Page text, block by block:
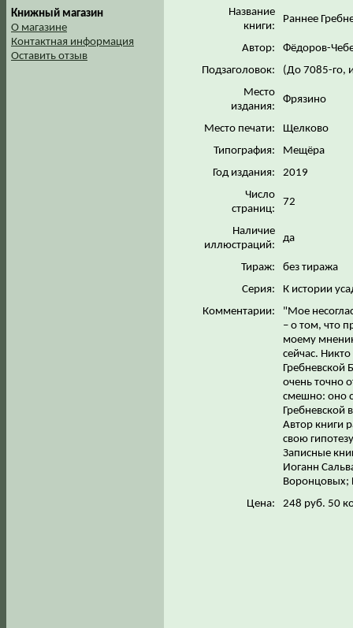
Книжный магазин
О магазине
Контактная информация
Оставить отзыв
Название
книги:
Раннее
Автор:
Фёдоров-
Подзаголовок:
(До 7085-го,
Место
издания:
Фрязино
Место печати:
Щелково
Типография:
Мещёра
Год издания:
2019
Число
страниц:
72
Наличие
иллюстраций:
да
Тираж:
без тиража
Серия:
К истории
Комментарии:
"Мое
– о том, что
моему
сейчас.
Гребневской
очень точно
смешно: оно
Гребневской
Автор книги
свою
Записные
Иоганн
Воронцовых;
Цена:
248 руб. 50